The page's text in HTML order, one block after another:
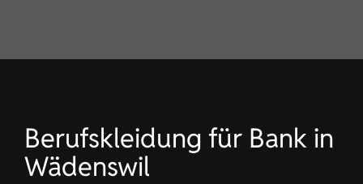
Berufskleidung für Bank in
Wädenswil